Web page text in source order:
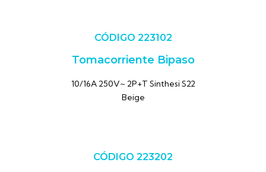
CÓDIGO 223102
Tomacorriente Bipaso
10/16A 250V~ 2P+T Sinthesi S22
Beige
CÓDIGO 223202